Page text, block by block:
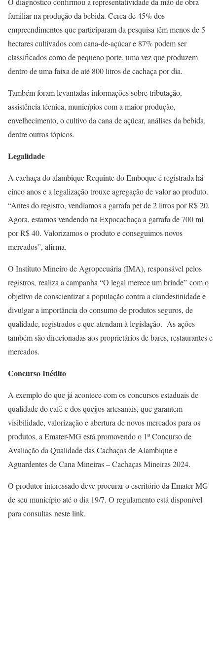
familiar na produção da bebida. Cerca de 45% dos
empreendimentos que participaram da pesquisa têm menos de 5
hectares cultivados com cana-de-açúcar e 87% podem ser
classificados como de pequeno porte, uma vez que produzem
dentro de uma faixa de até 800 litros de cachaça por dia.
Também foram levantadas informações sobre tributação,
assistência técnica, municípios com a maior produção,
envelhecimento, o cultivo da cana de açúcar, análises da bebida,
dentre outros tópicos.
Legalidade
A cachaça do alambique Requinte do Emboque é registrada há
cinco anos e a legalização trouxe agregação de valor ao produto.
“Antes do registro, vendíamos a garrafa pet de 2 litros por R$ 20.
Agora, estamos vendendo na Expocachaça a garrafa de 700 ml
por R$ 40. Valorizamos o produto e conseguimos novos
mercados”, afirma.
O Instituto Mineiro de Agropecuária (IMA), responsável pelos
registros, realiza a campanha “O legal merece um brinde” com o
objetivo de conscientizar a população contra a clandestinidade e
divulgar a importância do consumo de produtos seguros, de
qualidade, registrados e que atendam à legislação. As ações
também são direcionadas aos proprietários de bares, restaurantes e
mercados.
Concurso Inédito
A exemplo do que já acontece com os concursos estaduais de
qualidade do café e dos queijos artesanais, que garantem
visibilidade, valorização e abertura de novos mercados para os
produtos, a Emater-MG está promovendo o 1º Concurso de
Avaliação da Qualidade das Cachaças de Alambique e
Aguardentes de Cana Mineiras – Cachaças Mineiras 2024.
O produtor interessado deve procurar o escritório da Emater-MG
de seu município até o dia 19/7. O regulamento está disponível
para consultas neste link.